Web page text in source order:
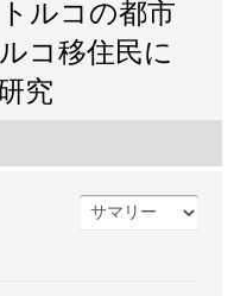
ルコの都市
コ移住民に
究